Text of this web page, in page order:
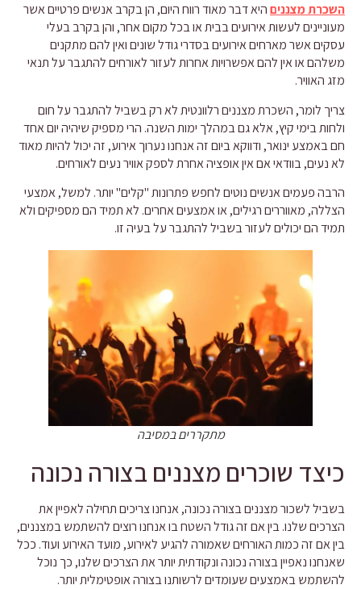
השכרת מצנניםהיא דבר מאוד רווח היום, הן בקרב אנשים פרטיים אשר
מעוניינים לעשות אירועים בבית או בכל מקום אחר, והן בקרב בעלי
עסקים אשר מארחים אירועים בסדרי גודל שונים ואין להם מתקנים
משלהם או אין להם אפשרויות אחרות לעזור לאורחים להתגבר על תנאי
מזג האוויר.
צריך לומר, השכרת מצננים רלוונטית לא רק בשביל להתגבר על חום
ולחות בימי קיץ, אלא גם במהלך ימות השנה. הרי מספיק שיהיה יום אחד
חם באמצע ינואר, ודווקא ביום זה אנחנו נערוך אירוע, זה יכול להיות מאוד
לא נעים, בוודאי אם אין אופציה אחרת לספק אוויר נעים לאורחים.
הרבה פעמים אנשים נוטים לחפש פתרונות "קלים" יותר. למשל, אמצעי
הצללה, מאווררים רגילים, או אמצעים אחרים. לא תמיד הם מספיקים ולא
תמיד הם יכולים לעזור בשביל להתגבר על בעיה זו.
מתקררים במסיבה
כיצד שוכרים מצננים בצורה נכונה
בשביל לשכור מצננים בצורה נכונה, אנחנו צריכים תחילה לאפיין את
הצרכים שלנו. בין אם זה גודל השטח בו אנחנו רוצים להשתמש במצננים,
בין אם זה כמות האורחים שאמורה להגיע לאירוע, מועד האירוע ועוד. ככל
שאנחנו נאפיין בצורה נכונה ונקודתית יותר את הצרכים שלנו, כך נוכל
להשתמש באמצעים שעומדים לרשותנו בצורה אופטימלית יותר.